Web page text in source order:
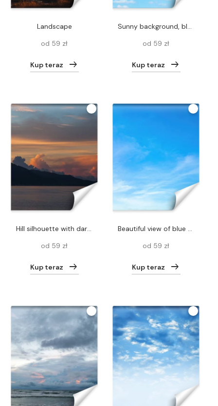
landscape
od 59 zł
Kup teraz
Sunny background, blue sky with white clouds and sun
od 59 zł
Kup teraz
hill silhouette with dark water surface under cloudy sunset sky
od 59 zł
Kup teraz
Beautiful view of blue sky with clouds at sunrise. Partly cloudy.Background cloud summer. Cloud summer. Sky cloud clear with sunset. Natural sky cinematic beautiful yellow and white texture background
od 59 zł
Kup teraz